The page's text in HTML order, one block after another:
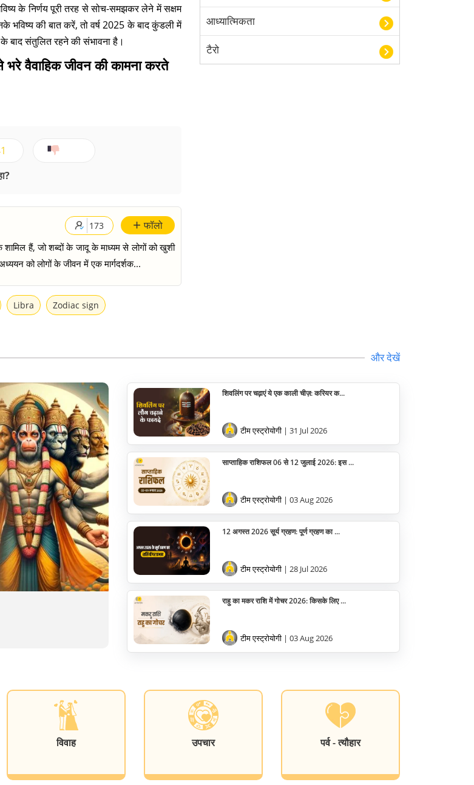
के निर्णय पूरी तरह से सोच-समझकर लेने में सक्षम
भविष्य की बात करें, तो वर्ष 2025 के बाद कुंडली में
के बाद संतुलित रहने की संभावना है।
भरे वैवाहिक जीवन की कामना करते
+ फॉलो
173
शामिल हैं, जो शब्दों के जादू के माध्यम से लोगों को खुशी
को लोगों के जीवन में एक मार्गदर्शक...
Libra Zodiac sign
आध्यात्मिकता
टैरो
और देखें
शिवलिंग पर चढ़ाएं ये एक काली चीज़: करियर क...
टीम एस्ट्रोयोगी | 31 Jul 2026
साप्ताहिक राशिफल 06 से 12 जुलाई 2026: इस ...
टीम एस्ट्रोयोगी | 03 Aug 2026
12 अगस्त 2026 सूर्य ग्रहण: पूर्ण ग्रहण का ...
टीम एस्ट्रोयोगी | 28 Jul 2026
राहु का मकर राशि में गोचर 2026: किसके लिए ...
टीम एस्ट्रोयोगी | 03 Aug 2026
विवाह उपचार पर्व - त्यौहार